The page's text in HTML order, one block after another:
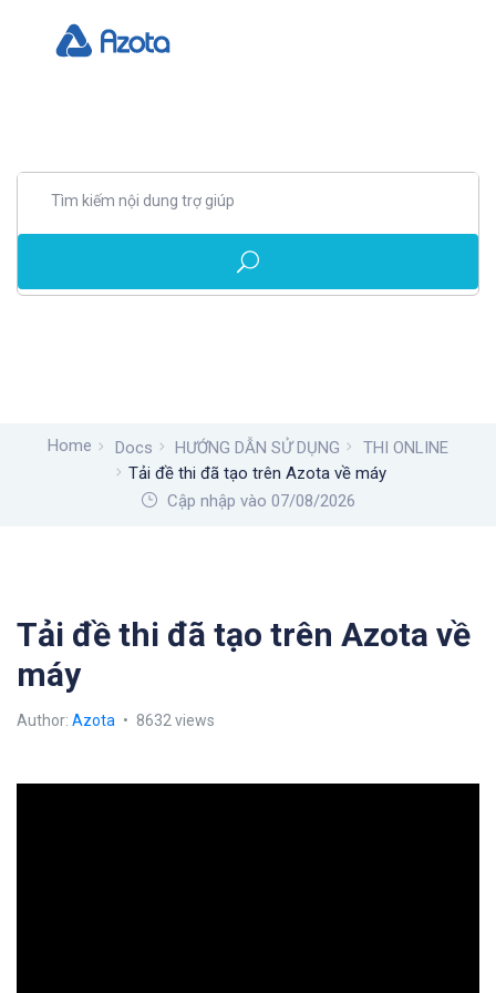
Home Docs HƯỚNG DẪN SỬ DỤNG
THI ONLINE
Tải đề thi đã tạo trên Azota về máy
Cập nhập vào 07/08/2026
Tải đề thi đã tạo trên Azota về
máy
Author: Azota 8632 views